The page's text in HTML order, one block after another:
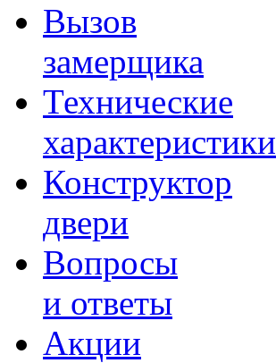
Вызов
замерщика
Технические
характеристики
Конструктор
двери
Вопросы
и ответы
Акции